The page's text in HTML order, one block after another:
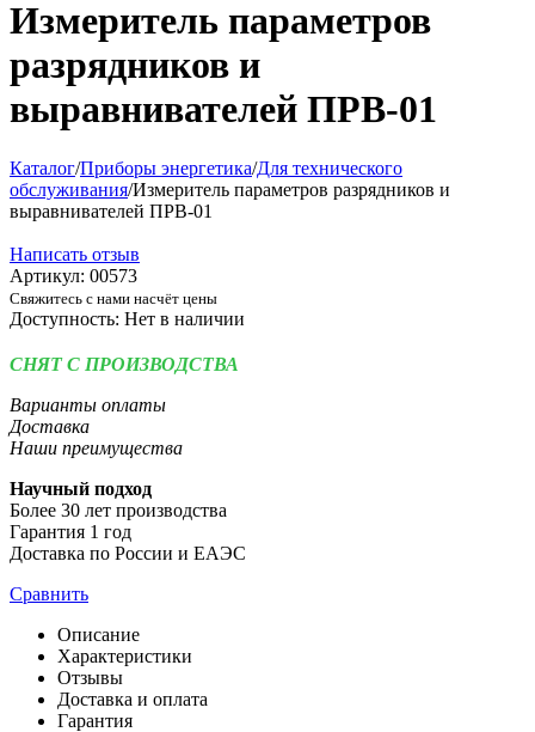
Измеритель параметров
разрядников и
выравнивателей ПРВ-01
Каталог/Приборы энергетика/Для технического
обслуживания/Измеритель параметров разрядников и
выравнивателей ПРВ-01
Написать отзыв
Артикул: 00573
Свяжитесь с нами насчёт цены
Доступность: Нет в наличии
СНЯТ С ПРОИЗВОДСТВА
Варианты оплаты
Доставка
Наши преимущества
Научный подход
Более 30 лет производства
Гарантия 1 год
Доставка по России и ЕАЭС
Сравнить
Описание
Характеристики
Отзывы
Доставка и оплата
Гарантия